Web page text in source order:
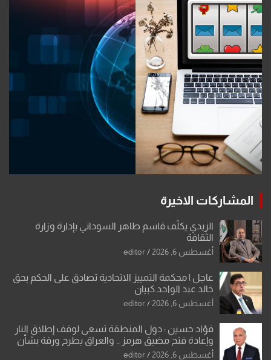
المشاركات الاخيرة
الزيدي يكلّف قاسم طاهر السوداني بإدارة وزارة
الثقافة
أغسطس 6, 2026 editor
عاجل | محكمة التمييز الاتحادية تصادق على الحكم بحق
خالد عبد الواحد كبيان
أغسطس 6, 2026 editor
فؤاد حسين : دول المنطقة تسعى لوقف إطلاق النار
وإعادة فتح مضيق هرمز .. والعراق يطرح ورقة بشأن
تحولات القدس
أغسطس 6, 2026 editor